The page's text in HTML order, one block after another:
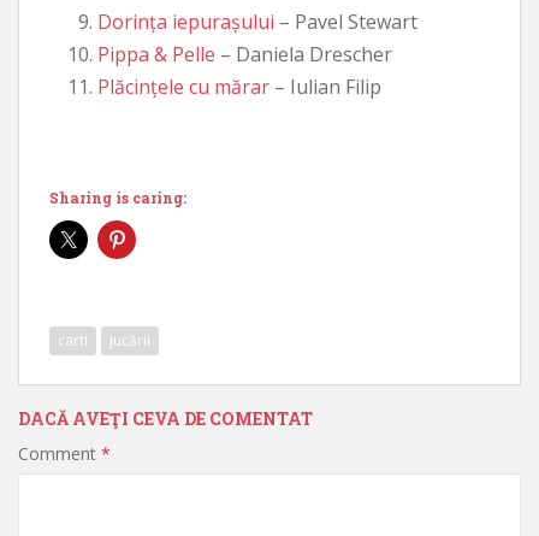
Dorința iepurașului – Pavel Stewart
Pippa & Pelle – Daniela Drescher
Plăcințele cu mărar – Iulian Filip
Sharing is caring:
carti jucării
DACĂ AVEŢI CEVA DE COMENTAT
Comment *